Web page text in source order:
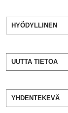
HYÖDYLLINEN
UUTTA TIETOA
YHDENTEKEVÄ